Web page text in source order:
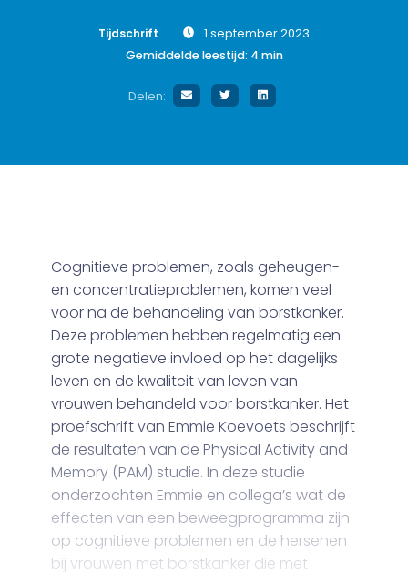
Tijdschrift
1 september 2023
Gemiddelde leestijd: 4 min
Delen:
Cognitieve problemen, zoals geheugen-
en concentratieproblemen, komen veel
voor na de behandeling van borstkanker.
Deze problemen hebben regelmatig een
grote negatieve invloed op het dagelijks
leven en de kwaliteit van leven van
vrouwen behandeld voor borstkanker. Het
proefschrift van Emmie Koevoets beschrijft
de resultaten van de Physical Activity and
Memory (PAM) studie. In deze studie
onderzochten Emmie en collega’s wat de
effecten van een beweegprogramma zijn
op cognitieve problemen en de hersenen
bij vrouwen met borstkanker die met